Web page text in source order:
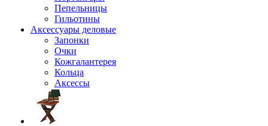
Пепельницы
Гильотины
Аксессуары деловые
Запонки
Очки
Кожгалантерея
Кольца
Аксессы